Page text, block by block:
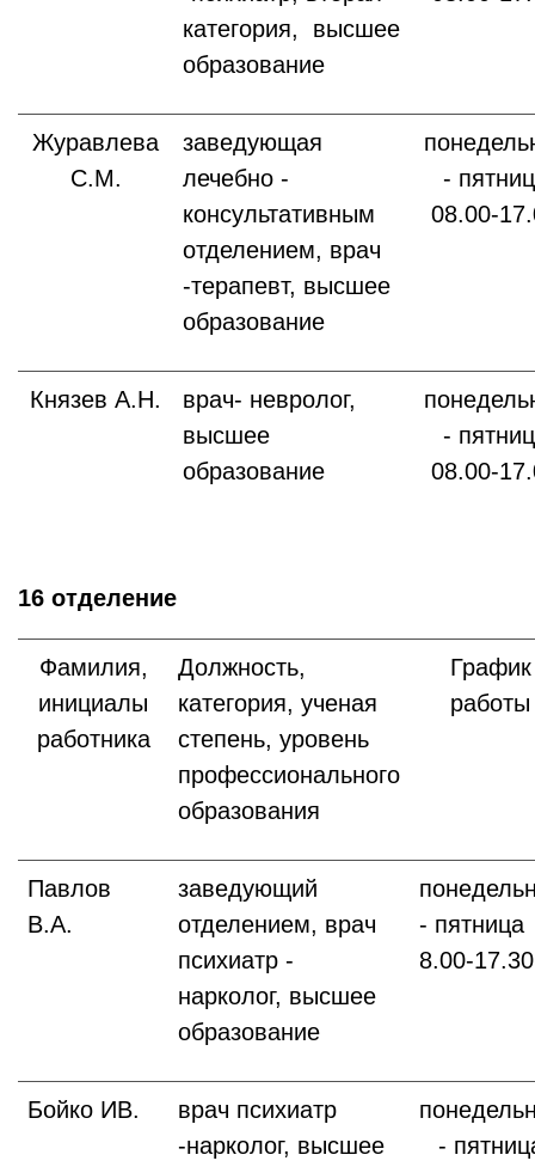
категория, высшее
образование
Журавлева
С.М.
заведующая
лечебно -
консультативным
отделением, врач
-терапевт, высшее
образование
-
08.00-
Князев А.Н.
врач- невролог,
высшее
образование
-
08.00-
16 отделение
Фамилия,
инициалы
работника
Должность,
категория, ученая
степень, уровень
профессионального
образования
График
работы
Павлов
В.А.
заведующий
отделением, врач
психиатр -
нарколог, высшее
образование
- пятница
8.00-17.30
Бойко ИВ.
врач психиатр
-нарколог, высшее
-